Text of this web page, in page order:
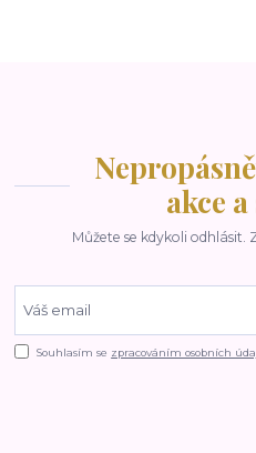
akce
Můžete se kdykoli odhlásit.
Souhlasím se zpracováním osobních